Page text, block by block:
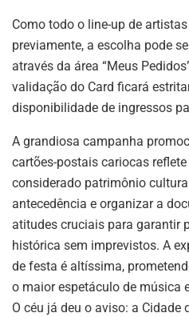
Como todo o line-up de
previamente, a escolha pode
através da área “Meus
validação do Card ficará
disponibilidade de ingressos
A grandiosa campanha
cartões-postais cariocas
considerado patrimônio
antecedência e organizar a
atitudes cruciais para garantir
histórica sem imprevistos. A
de festa é altíssima,
o maior espetáculo de música
O céu já deu o aviso: a Cidade